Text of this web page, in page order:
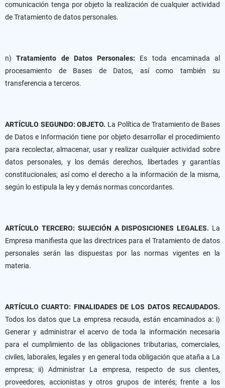
comunicación tenga por objeto la realización de cualquier actividad
de Tratamiento de datos personales.
n)Tratamiento de Datos Personales: Es toda encaminada al
procesamiento de Bases de Datos, así como también su
transferencia a terceros.
ARTÍCULO SEGUNDO: OBJETO. La Política de Tratamiento de Bases
de Datos e Información tiene por objeto desarrollar el procedimiento
para recolectar, almacenar, usar y realizar cualquier actividad sobre
datos personales, y los demás derechos, libertades y garantías
constitucionales; así como el derecho a la información de la misma,
según lo estipula la ley y demás normas concordantes.
ARTÍCULO TERCERO: SUJECIÓN A DISPOSICIONES LEGALES. La
Empresa manifiesta que las directrices para el Tratamiento de datos
personales serán las dispuestas por las normas vigentes en la
materia.
ARTÍCULO CUARTO: FINALIDADES DE LOS DATOS RECAUDADOS.
Todos los datos que La empresa recauda, están encaminados a: i)
Generar y administrar el acervo de toda la información necesaria
para el cumplimiento de las obligaciones tributarias, comerciales,
civiles, laborales, legales y en general toda obligación que ataña a La
empresa; ii) Administrar La empresa, respecto de sus clientes,
proveedores, accionistas y otros grupos de interés; frente a los